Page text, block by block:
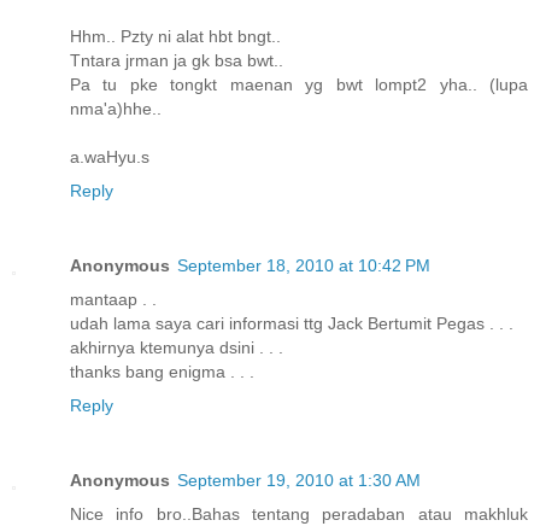
Hhm.. Pzty ni alat hbt bngt..
Tntara jrman ja gk bsa bwt..
Pa tu pke tongkt maenan yg bwt lompt2 yha.. (lupa
nma'a)hhe..
a.waHyu.s
Reply
Anonymous September 18, 2010 at 10:42 PM
mantaap . .
udah lama saya cari informasi ttg Jack Bertumit Pegas . . .
akhirnya ktemunya dsini . . .
thanks bang enigma . . .
Reply
Anonymous September 19, 2010 at 1:30 AM
Nice info bro..Bahas tentang peradaban atau makhluk